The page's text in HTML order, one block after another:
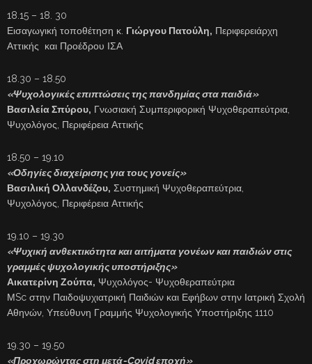
18.15 – 18. 30
Εισαγωγική τοποθέτηση κ. Γιώργου Πατούλη, Περιφερειάρχη
Αττικής και Προέδρου ΙΣΑ
18.30 – 18.50
«Ψυχολογικές επιπτώσεις της πανδημίας στα παιδιά»
Βασιλεία Σπύρου, Γνωσιακή Συμπεριφορική Ψυχοθεραπεύτρια,
Ψυχολόγος, Περιφέρεια Αττικής
18.50 – 19.10
«Οδηγίες διαχείρισης για τους γονείς»
Βασιλική Ολλανδέζου, Συστημική Ψυχοθεραπεύτρια,
Ψυχολόγος, Περιφέρεια Αττικής
19.10 – 19.30
«Ψυχική ανθεκτικότητα και αιτήματα γονέων και παιδιών στις
γραμμές ψυχολογικής υποστήριξης»
Αικατερίνη Ζούπα, Ψυχολόγος- Ψυχοθεραπεύτρια
ΜSc στην Παιδοψυχιατρική Παιδιών και Εφήβων στην Ιατρική Σχολή
Αθηνών, Υπεύθυνη Γραμμής Ψυχολογικής Υποστήριξης 1110
19.30 – 19.50
«Προχωρώντας στη μετά-Covid εποχή»